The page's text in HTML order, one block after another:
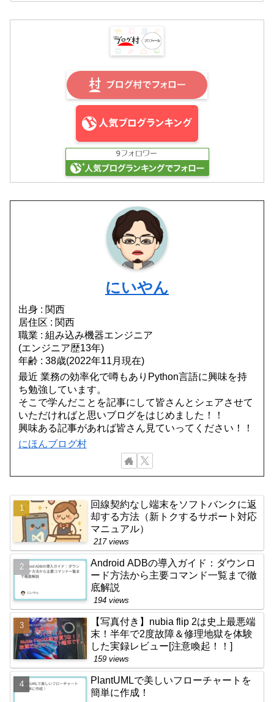
にいやん
出身 : 関西
居住区 : 関西
職業 : 組み込み機器エンジニア
(エンジニア歴13年)
年齢 : 38歳(2022年11月現在)
最近 業務の効率化で噂もありPython言語に興味を持
ち勉強しています。
そこで学んだことを記事にして皆さんとシェアさせて
いただければと思いブログをはじめました！！
興味ある記事があれば皆さん見ていってください！！
にほんブログ村
回線契約なし端末をソフトバンクに返
却する方法（新トクするサポート対応
マニュアル）
217 views
Android ADBの導入ガイド：ダウンロ
ード方法から主要コマンド一覧まで徹
底解説
194 views
【写真付き】nubia flip 2は史上最悪端
末！半年で2度故障＆修理地獄を体験
した実録レビュー[注意喚起！！]
159 views
PlantUMLで美しいフローチャートを
簡単に作成！